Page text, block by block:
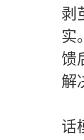
剥
实
馈
解
话